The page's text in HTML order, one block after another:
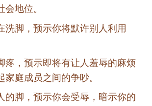
地位。
洗脚，预示你将默许别人利用
疼，预示即将有让人羞辱的麻烦
家庭成员之间的争吵。
的脚，预示你会受辱，暗示你的